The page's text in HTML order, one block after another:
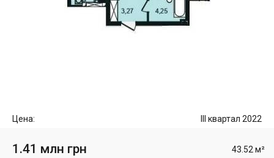
Цена: III квартал 2022
1.41 млн грн 43.52 м²